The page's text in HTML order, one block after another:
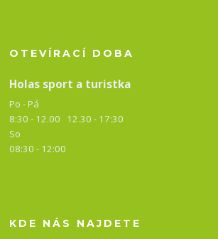
OTEVÍRACÍ DOBA
Holas sport a turistka
Po - Pá
8:30 - 12.00 12.30 - 17:30
So
08:30 - 12:00
KDE NÁS NAJDETE